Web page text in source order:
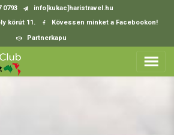
0793
info[kukac]haristravel.hu
körút 11.
Kövessen minket a Facebookon!
Partnerkapu